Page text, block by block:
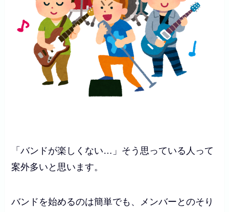
「バンドが楽しくない…」そう思っている人って
案外多いと思います。
バンドを始めるのは簡単でも、メンバーとのそり